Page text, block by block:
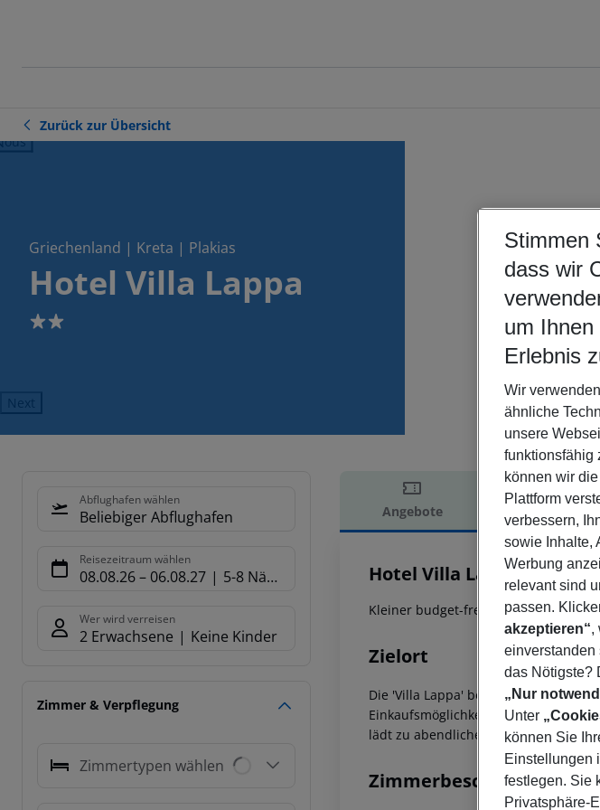
Zurück zur Übersicht
Griechenland | Kreta | Plakias
Hotel Villa Lappa
2
Next
Abflughafen wählen
Beliebiger Abflughafen
Reisezeitraum wählen
08.08.26– 06.08.27 5-8 Nächte
Wer wird verreisen
2 Erwachsene Keine Kinder
Zimmer & Verpflegung
Zimmertypen wählen
Angebote
Hotel Villa Lappa
2
Kleiner budget-freundlicher 2*-
Zielort
Die 'Villa Lappa' befindet sich in
Einkaufsmöglichkeiten, Tavernen
lädt zu abendlichen Spaziergängen
Zimmerbeschreibung
Stimmen
dass wir
um
Erlebnis
Wir
ähnliche
unsere
funktionsfähig
können wir
Plattform
verbessern,
sowie Inhalte,
Werbung
relevant sind
passen.
akzeptieren“,
einverstanden
das Nötigste?
„Nur
Unter
können Sie
Einstellungen
festlegen. Sie
Privatsphäre-